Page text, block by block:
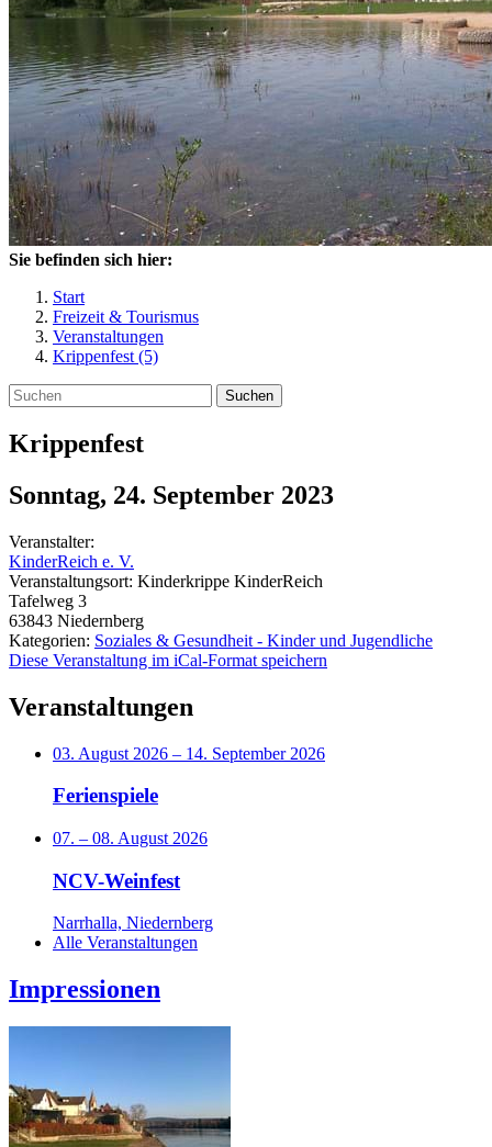
Sie befinden sich hier:
Start
Freizeit & Tourismus
Veranstaltungen
Krippenfest (5)
Suchen
Krippenfest
Sonntag, 24. September 2023
Veranstalter:
KinderReich e. V.
Veranstaltungsort: Kinderkrippe KinderReich
Tafelweg 3
63843 Niedernberg
Kategorien: Soziales & Gesundheit - Kinder und Jugendliche
Diese Veranstaltung im iCal-Format speichern
Veranstaltungen
03. August 2026 – 14. September 2026
Ferienspiele
07. – 08. August 2026
NCV-Weinfest
Narrhalla, Niedernberg
Alle Veranstaltungen
Impressionen